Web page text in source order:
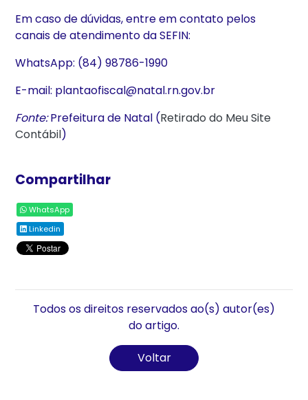
Em caso de dúvidas, entre em contato pelos
canais de atendimento da SEFIN:
WhatsApp: (84) 98786-1990
E-mail: plantaofiscal@natal.rn.gov.br
Fonte:Prefeitura de Natal (Retirado do Meu Site
Contábil)
Compartilhar
WhatsApp
Linkedin
Todos os direitos reservados ao(s) autor(es)
do artigo.
Voltar